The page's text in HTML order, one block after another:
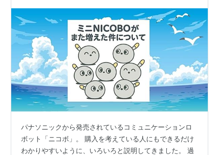
パナソニックから発売されているコミュニケーションロ
ボット「ニコボ」。 購入を考えている人にもできるだけ
わかりやすいように、いろいろと説明してきました。 過